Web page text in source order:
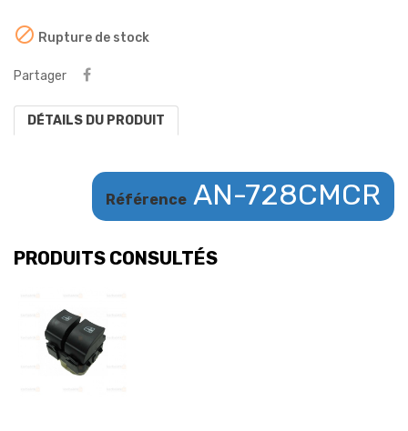
 Rupture de stock
Partager
DÉTAILS DU PRODUIT
Référence AN-728CMCR
PRODUITS CONSULTÉS